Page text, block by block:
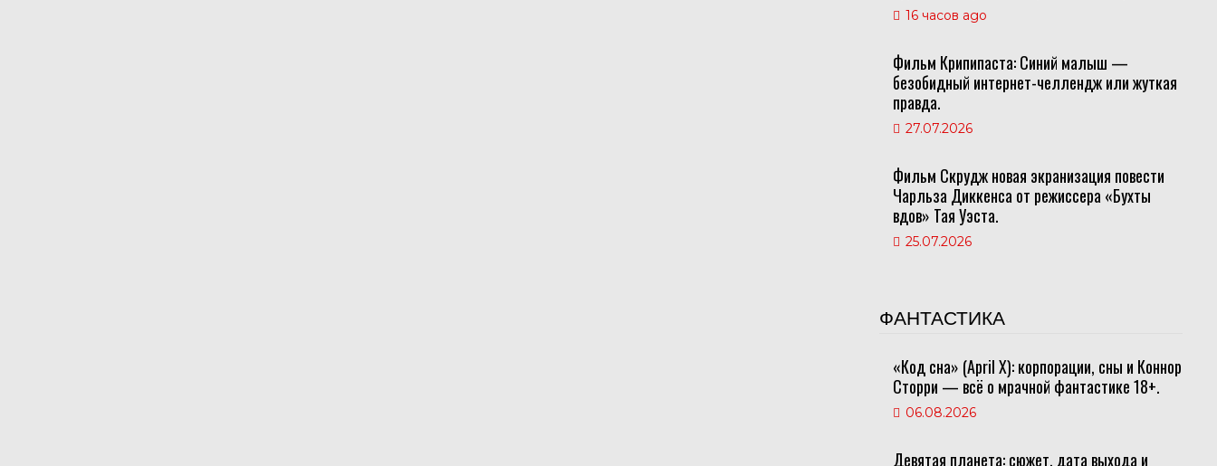
16 часов ago
Фильм Крипипаста: Синий малыш —
безобидный интернет-челлендж или жуткая
правда.
27.07.2026
Фильм Скрудж новая экранизация повести
Чарльза Диккенса от режиссера «Бухты
вдов» Тая Уэста.
25.07.2026
ФАНТАСТИКА
«Код сна» (April X): корпорации, сны и Коннор
Сторри — всё о мрачной фантастике 18+.
06.08.2026
Девятая планета: сюжет, дата выхода и